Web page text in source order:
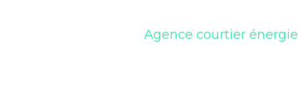
Agence courtier énergie